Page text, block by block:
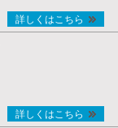
詳しくはこちら
詳しくはこちら